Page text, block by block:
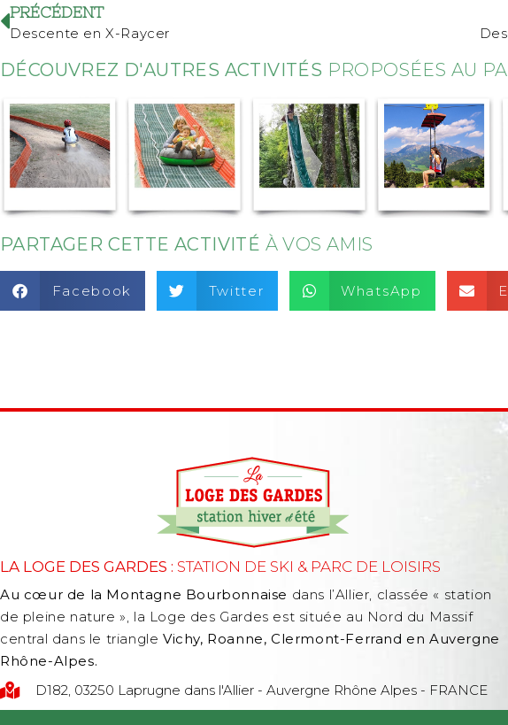
PRÉCÉDENT
Descente en X-Raycer
DÉCOUVREZ D'AUTRES ACTIVITÉS PROPOSÉES AU
PARTAGER CETTE ACTIVITÉ À VOS AMIS
Facebook Twitter WhatsApp
LA LOGE DES GARDES : STATION DE SKI & PARC DE LOISIRS
Au cœur de la Montagne Bourbonnaise dans l’Allier, classée « station
de pleine nature », la Loge des Gardes est située au Nord du Massif
central dans le triangle Vichy, Roanne, Clermont-Ferrand en Auvergne
Rhône-Alpes.
D182, 03250 Laprugne dans l'Allier - Auvergne Rhône Alpes - FRANCE